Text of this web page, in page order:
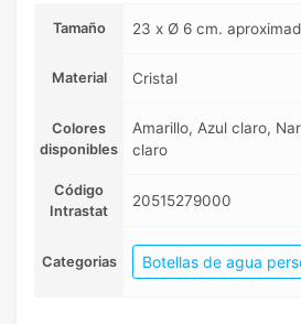
Tamaño 23 x Ø 6 cm.
Material Cristal
Colores
disponibles
Amarillo, Azul claro,
claro
Código
Intrastat
20515279000
Categorias Botellas de agua